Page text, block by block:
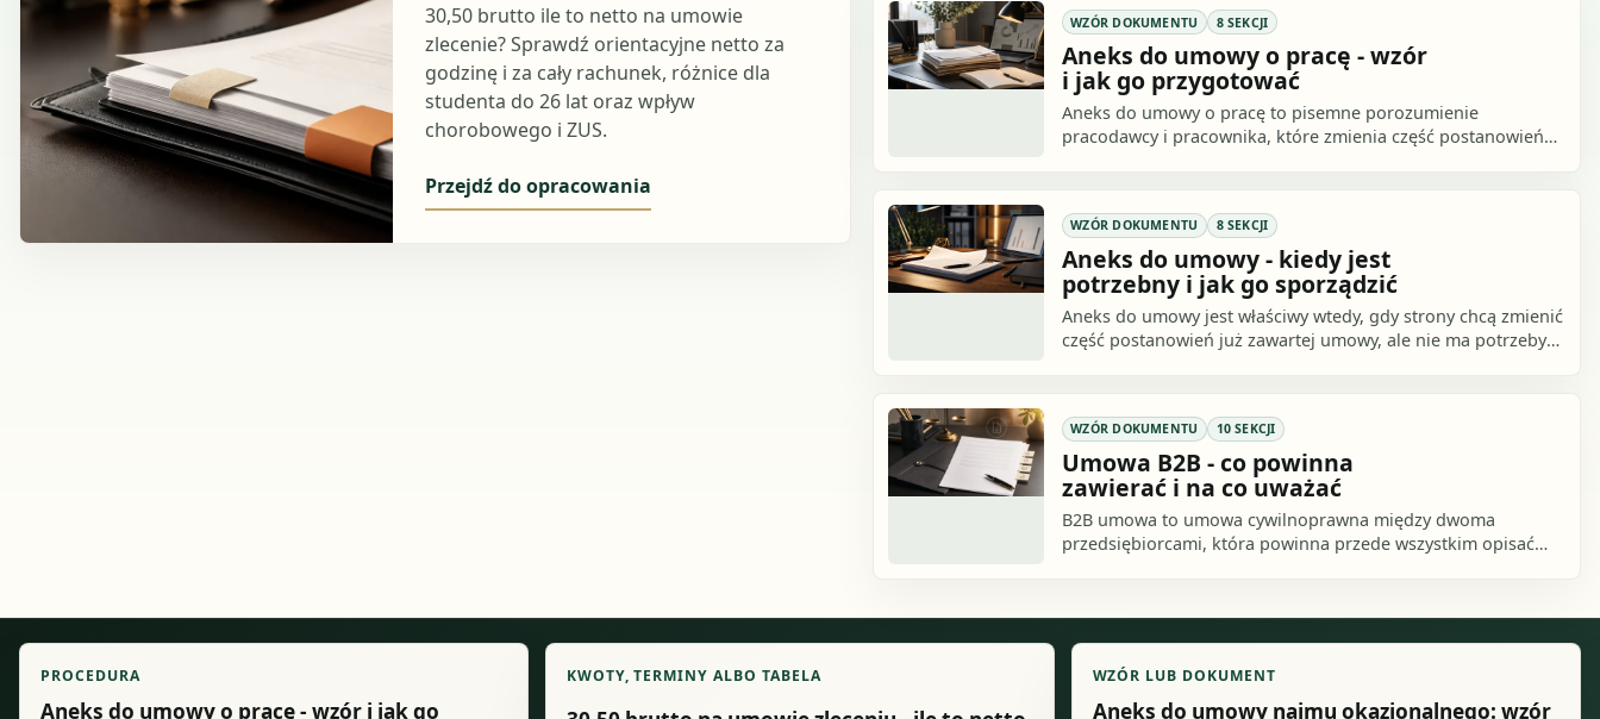
30,50 brutto ile to netto na umowie
zlecenie? Sprawdź orientacyjne netto za
godzinę i za cały rachunek, różnice dla
studenta do 26 lat oraz wpływ
chorobowego i ZUS.
Przejdź do opracowania
WZÓR DOKUMENTU 8 SEKCJI
Aneks do umowy o pracę - wzór
i jak go przygotować
Aneks do umowy o pracę to pisemne porozumienie
pracodawcy i pracownika, które zmienia część postanowień
WZÓR DOKUMENTU 8 SEKCJI
Aneks do umowy - kiedy jest
potrzebny i jak go sporządzić
Aneks do umowy jest właściwy wtedy, gdy strony chcą zmienić
część postanowień już zawartej umowy, ale nie ma potrzeby
WZÓR DOKUMENTU 10 SEKCJI
Umowa B2B - co powinna
zawierać i na co uważać
B2B umowa to umowa cywilnoprawna między dwoma
przedsiębiorcami, która powinna przede wszystkim opisać
PROCEDURA
Aneks do umowy o pracę - wzór i jak go
KWOTY, TERMINY ALBO TABELA WZÓR LUB DOKUMENT
Aneks do umowy najmu okazjonalnego: wzór